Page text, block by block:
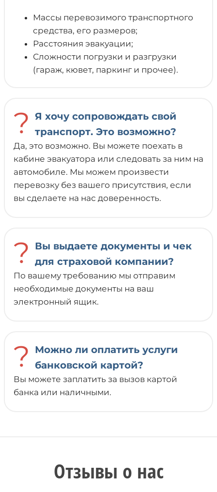
Массы перевозимого транспортного
средства, его размеров;
Расстояния эвакуации;
Сложности погрузки и разгрузки
(гараж, кювет, паркинг и прочее).
? Я хочу сопровождать свой
транспорт. Это возможно?
Да, это возможно. Вы можете поехать в
кабине эвакуатора или следовать за ним на
автомобиле. Мы можем произвести
перевозку без вашего присутствия, если
вы сделаете на нас доверенность.
?
Вы выдаете документы и чек
для страховой компании?
По вашему требованию мы отправим
необходимые документы на ваш
электронный ящик.
?
Можно ли оплатить услуги
банковской картой?
Вы можете заплатить за вызов картой
банка или наличными.
Отзывы о нас